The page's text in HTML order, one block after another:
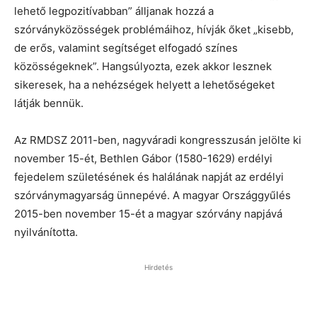
lehető legpozitívabban” álljanak hozzá a
szórványközösségek problémáihoz, hívják őket „kisebb,
de erős, valamint segítséget elfogadó színes
közösségeknek”. Hangsúlyozta, ezek akkor lesznek
sikeresek, ha a nehézségek helyett a lehetőségeket
látják bennük.
Az RMDSZ 2011-ben, nagyváradi kongresszusán jelölte ki
november 15-ét, Bethlen Gábor (1580-1629) erdélyi
fejedelem születésének és halálának napját az erdélyi
szórványmagyarság ünnepévé. A magyar Országgyűlés
2015-ben november 15-ét a magyar szórvány napjává
nyilvánította.
Hirdetés